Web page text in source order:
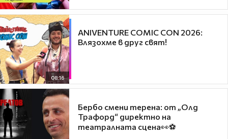
08:16
ANIVENTURE COMIC CON 2026:
Влязохме в друг свят!
Бербо смени терена: от „Олд
Трафорд“ директно на
театралната сцена👀⚽